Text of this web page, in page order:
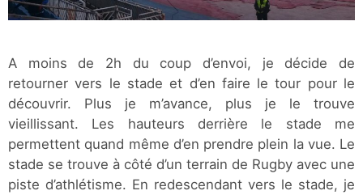
A moins de 2h du coup d’envoi, je décide de
retourner vers le stade et d’en faire le tour pour le
découvrir. Plus je m’avance, plus je le trouve
vieillissant. Les hauteurs derrière le stade me
permettent quand même d’en prendre plein la vue. Le
stade se trouve à côté d’un terrain de Rugby avec une
piste d’athlétisme. En redescendant vers le stade, je